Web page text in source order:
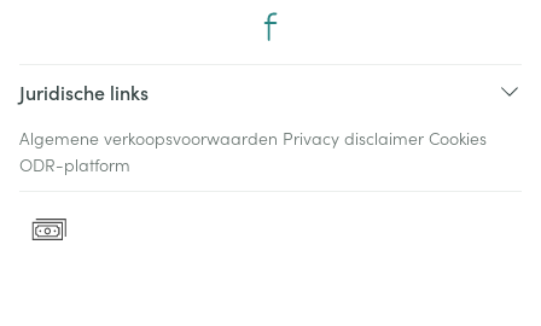
Juridische links
Algemene verkoopsvoorwaarden Privacy disclaimer Cookies
ODR-platform